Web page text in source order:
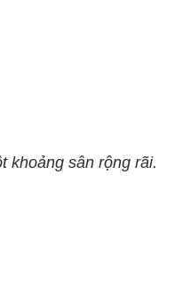
khoảng sân rộng rãi.